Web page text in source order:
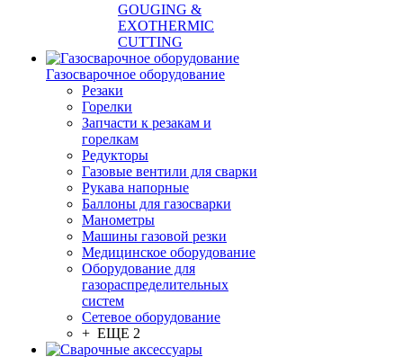
GOUGING &
EXOTHERMIC
CUTTING
Газосварочное оборудование
Резаки
Горелки
Запчасти к резакам и
горелкам
Редукторы
Газовые вентили для сварки
Рукава напорные
Баллоны для газосварки
Манометры
Машины газовой резки
Медицинское оборудование
Оборудование для
газораспределительных
систем
Сетевое оборудование
+ ЕЩЕ 2